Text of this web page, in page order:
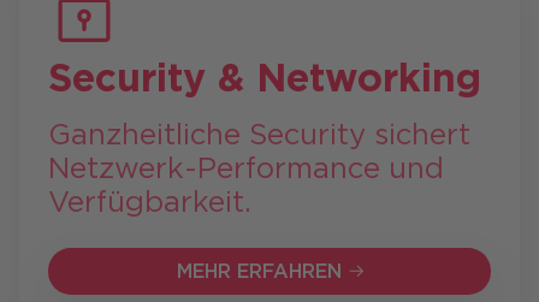
Security & Networking
Ganzheitliche Security sichert
Netzwerk-Performance und
Verfügbarkeit.
MEHR ERFAHREN
MEHR ERFAHREN